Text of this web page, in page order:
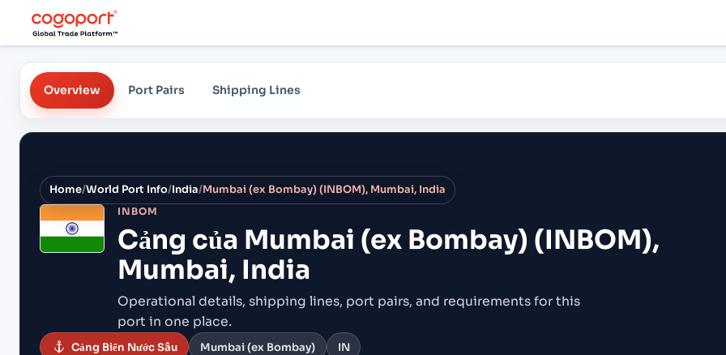
Overview Port Pairs Shipping Lines
Home/World Port Info/India/Mumbai (ex Bombay) (INBOM), Mumbai, India
INBOM
Cảng của Mumbai (ex Bombay) (INBOM),
Mumbai, India
Operational details, shipping lines, port pairs, and requirements for this
port in one place.
Cảng Biển Nước Sâu Mumbai (ex Bombay) IN